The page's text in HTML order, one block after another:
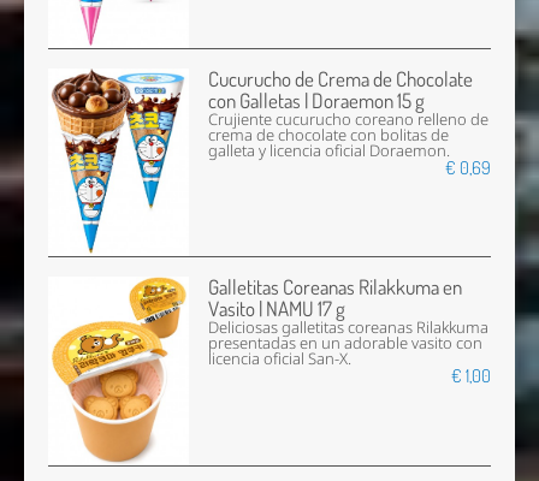
Cucurucho de Crema de Chocolate
con Galletas | Doraemon 15 g
Crujiente cucurucho coreano relleno de
crema de chocolate con bolitas de
galleta y licencia oficial Doraemon.
€ 0,69
Galletitas Coreanas Rilakkuma en
Vasito | NAMU 17 g
Deliciosas galletitas coreanas Rilakkuma
presentadas en un adorable vasito con
licencia oficial San-X.
€ 1,00